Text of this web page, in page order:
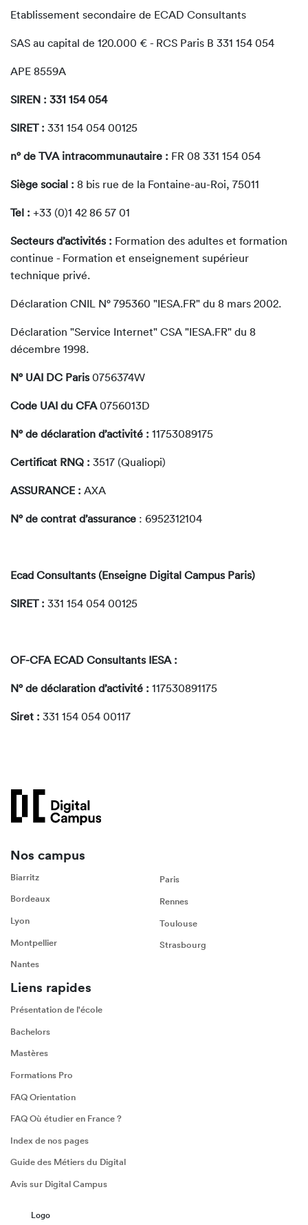
Etablissement secondaire de ECAD Consultants
SAS au capital de 120.000 € - RCS Paris B 331 154 054
APE 8559A
SIREN : 331 154 054
SIRET : 331 154 054 00125
n° de TVA intracommunautaire : FR 08 331 154 054
Siège social : 8 bis rue de la Fontaine-au-Roi, 75011
Tel : +33 (0)1 42 86 57 01
Secteurs d’activités : Formation des adultes et formation
continue - Formation et enseignement supérieur
technique privé.
Déclaration CNIL N° 795360 "IESA.FR" du 8 mars 2002.
Déclaration "Service Internet" CSA "IESA.FR" du 8
décembre 1998.
N° UAI DC Paris0756374W
Code UAI du CFA0756013D
N° de déclaration d’activité : 11753089175
Certificat RNQ : 3517 (Qualiopi)
ASSURANCE : AXA
N° de contrat d’assurance : 6952312104
Ecad Consultants (Enseigne Digital Campus Paris)
SIRET : 331 154 054 00125
OF-CFA ECAD Consultants IESA :
N° de déclaration d’activité : 117530891175
Siret : 331 154 054 00117
Nos campus
Biarritz
Bordeaux
Lyon
Montpellier
Nantes
Paris
Rennes
Toulouse
Strasbourg
Liens rapides
Présentation de l'école
Bachelors
Mastères
Formations Pro
FAQ Orientation
FAQ Où étudier en France ?
Index de nos pages
Guide des Métiers du Digital
Avis sur Digital Campus
Logo